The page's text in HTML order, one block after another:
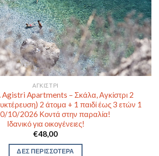
ΑΓΚΊΣΤΡΙ
Apartments – Σκάλα, Αγκίστρι 2
2 άτομα + 1 παιδί έως 3 ετών 1
10/2026 Κοντά στην παραλία!
Ιδανικό για οικογένειες!
€48,00
ΔΕΣ ΠΕΡΙΣΣΟΤΕΡΑ